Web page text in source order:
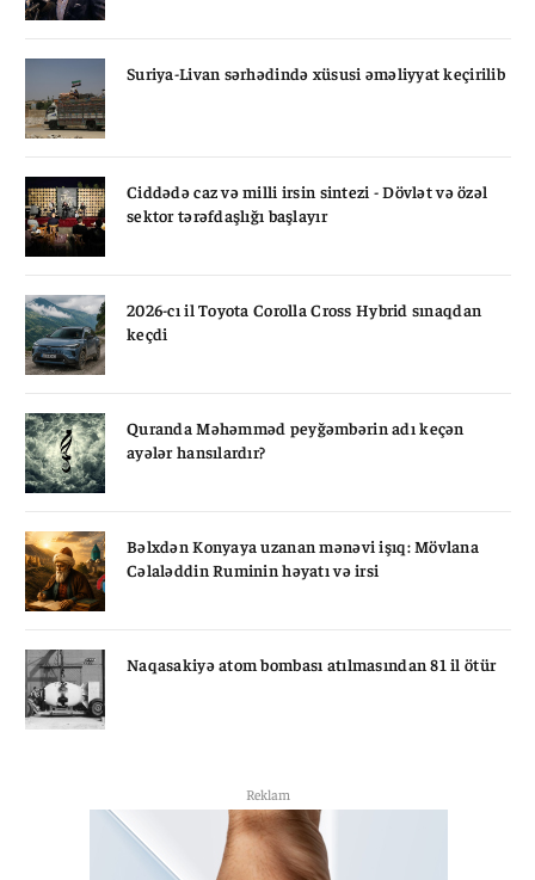
Suriya-Livan sərhədində xüsusi əməliyyat keçirilib
Ciddədə caz və milli irsin sintezi - Dövlət və özəl
sektor tərəfdaşlığı başlayır
2026-cı il Toyota Corolla Cross Hybrid sınaqdan
keçdi
Quranda Məhəmməd peyğəmbərin adı keçən
ayələr hansılardır?
Bəlxdən Konyaya uzanan mənəvi işıq: Mövlana
Cəlaləddin Ruminin həyatı və irsi
Naqasakiyə atom bombası atılmasından 81 il ötür
Reklam